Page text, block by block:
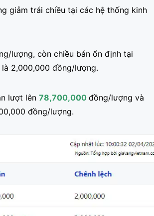
giảm trái chiều tại các hệ thống kinh
lượng, còn chiều bán ổn định tại
2,000,000 đồng/lượng.
lượt lên 78,700,000 đồng/lượng và
đồng/lượng.